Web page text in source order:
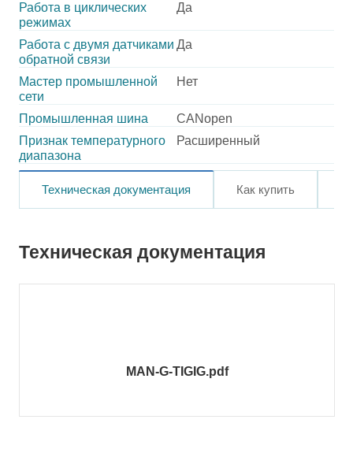
Работа в циклических
режимах
Да
Работа с двумя датчиками
обратной связи
Да
Мастер промышленной
сети
Нет
Промышленная шина
CANopen
Признак температурного
диапазона
Расширенный
Техническая документация Как купить
Техническая документация
MAN-G-TIGIG.pdf